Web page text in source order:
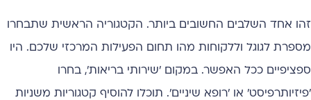
זהו אחד השלבים החשובים ביותר. הקטגוריה הראשית שתבחרו
מספרת לגוגל וללקוחות מהו תחום הפעילות המרכזי שלכם. היו
ספציפיים ככל האפשר. במקום 'שירותי בריאות', בחרו
'פיזיותרפיסט' או 'רופא שיניים'. תוכלו להוסיף קטגוריות משניות